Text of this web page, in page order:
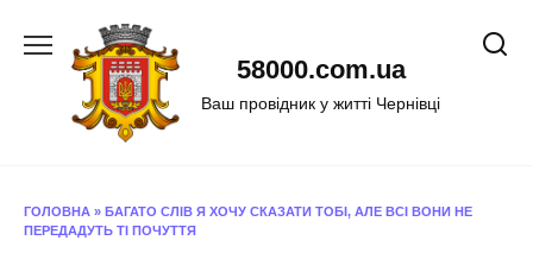
58000.com.ua
Ваш провідник у житті Чернівці
ГОЛОВНА » БАГАТО СЛІВ Я ХОЧУ СКАЗАТИ ТОБІ, АЛЕ ВСІ ВОНИ НЕ
ПЕРЕДАДУТЬ ТІ ПОЧУТТЯ